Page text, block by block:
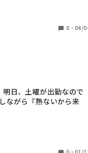
おらず、ケアマネさん
れて来て、何時までに迎
0 ・ 04/
日、土曜が出勤なので
ながら『熱ないから来
がいつも抜け多いのに
他のでしゃばりパートも
話しばっかで仕事せず